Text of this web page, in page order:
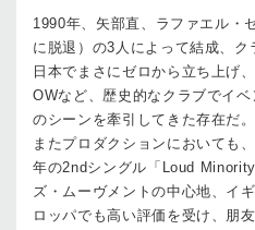
1990年、矢部直、ラファエル・
に脱退）の3人によって結成、ク
日本でまさにゼロから立ち上げ
OWなど、歴史的なクラブでイ
のシーンを牽引してきた存在だ。
またプロダクションにおいても
年の2ndシングル「Loud
ズ・ムーヴメントの中心地、イ
ロッパでも高い評価を受け、朋